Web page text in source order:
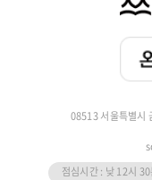
08513 서울특별시
점심시간 : 낮 12시